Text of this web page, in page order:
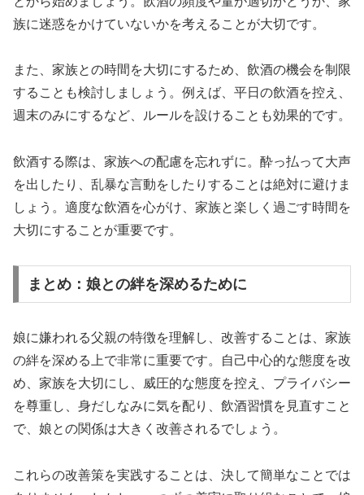
族に迷惑をかけていないかを考えることが大切です。
また、家族との時間を大切にするため、飲酒の機会を制限
することも検討しましょう。例えば、平日の飲酒を控え、
週末のみにするなど、ルールを設けることも効果的です。
飲酒する際は、家族への配慮を忘れずに。酔っ払って大声
を出したり、乱暴な言動をしたりすることは絶対に避けま
しょう。適度な飲酒を心がけ、家族と楽しく過ごす時間を
大切にすることが重要です。
まとめ：娘との絆を深めるために
娘に嫌われる父親の特徴を理解し、改善することは、家族
の絆を深める上で非常に重要です。自己中心的な態度を改
め、家族を大切にし、威圧的な態度を控え、プライバシー
を尊重し、身だしなみに気を配り、飲酒習慣を見直すこと
で、娘との関係は大きく改善されるでしょう。
これらの改善策を実践することは、決して簡単なことでは